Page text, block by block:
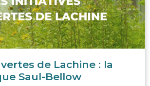
de Lachine : la
Saul-Bellow